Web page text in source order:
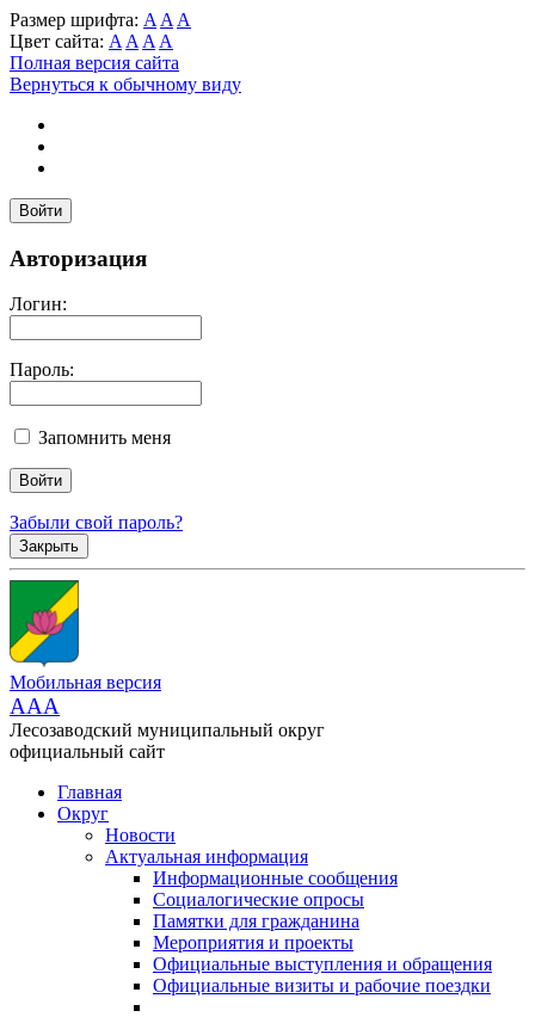
Размер шрифта: A A A
Цвет сайта: A A A A
Полная версия сайта
Вернуться к обычному виду
Войти
Авторизация
Логин:
Пароль:
Запомнить меня
Забыли свой пароль?
Закрыть
Мобильная версия
AAA
Лесозаводский муниципальный округ
официальный сайт
Главная
Округ
Новости
Актуальная информация
Информационные сообщения
Социалогические опросы
Памятки для гражданина
Мероприятия и проекты
Официальные выступления и обращения
Официальные визиты и рабочие поездки